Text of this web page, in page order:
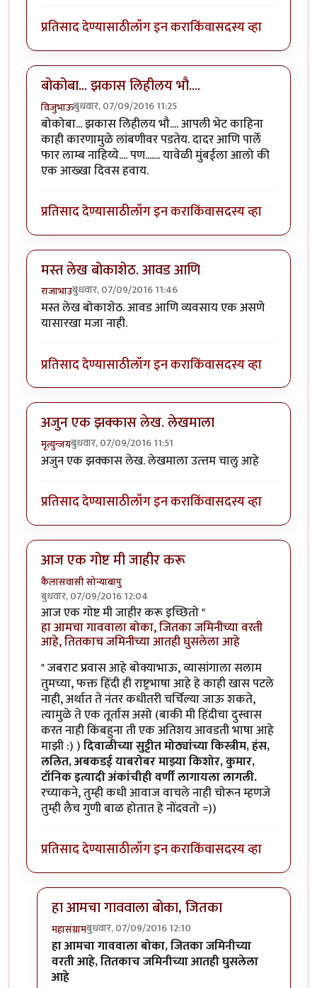
प्रतिसाद देण्यासाठीलॉग इन कराकिंवासदस्य व्हा
बोकोबा... झकास लिहीलय भौ....
विजुभाऊबुधवार, 07/09/2016 11:25
बोकोबा... झकास लिहीलय भौ.... आपली भेट काहिना
काही कारणामुळे लांबणीवर पडतेय. दादर आणि पार्ले
फार लाम्ब नाहिय्ये.... पण....... यावेळी मुंबईला आलो की
एक आख्खा दिवस हवाय.
प्रतिसाद देण्यासाठीलॉग इन कराकिंवासदस्य व्हा
मस्त लेख बोकाशेठ. आवड आणि
राजाभाउबुधवार, 07/09/2016 11:46
मस्त लेख बोकाशेठ. आवड आणि व्यवसाय एक असणे
यासारखा मजा नाही.
प्रतिसाद देण्यासाठीलॉग इन कराकिंवासदस्य व्हा
अजुन एक झक्कास लेख. लेखमाला
मृत्युन्जयबुधवार, 07/09/2016 11:51
अजुन एक झक्कास लेख. लेखमाला उत्त्तम चालु आहे
प्रतिसाद देण्यासाठीलॉग इन कराकिंवासदस्य व्हा
आज एक गोष्ट मी जाहीर करू
कैलासवासी सोन्याबापु
बुधवार, 07/09/2016 12:04
आज एक गोष्ट मी जाहीर करू इच्छितो "
हा आमचा गाववाला बोका, जितका जमिनीच्या वरती
आहे, तितकाच जमिनीच्या आतही घुसलेला आहे
" जबराट प्रवास आहे बोक्याभाऊ, व्यासांगाला सलाम
तुमच्या, फक्त हिंदी ही राष्ट्रभाषा आहे हे काही खास पटले
नाही, अर्थात ते नंतर कधीतरी चर्चिल्या जाऊ शकते,
त्यामुळे ते एक तूर्तास असो (बाकी मी हिंदीचा दुस्वास
करत नाही किंबहुना ती एक अतिशय आवडती भाषा आहे
माझी :) )दिवाळीच्या सुट्टीत मोठ्यांच्या किस्त्रीम, हंस,
ललित, अबकडई याबरोबर माझ्या किशोर, कुमार,
टॉनिक इत्यादी अंकांचीही वर्णी लागायला लागली.
रच्याकने, तुम्ही कधी आवाज वाचले नाही चोरून म्हणजे
तुम्ही लैच गुणी बाळ होतात हे नोंदवतो =))
प्रतिसाद देण्यासाठीलॉग इन कराकिंवासदस्य व्हा
हा आमचा गाववाला बोका, जितका
महासंग्रामबुधवार, 07/09/2016 12:10
In reply toआज एक गोष्ट मी जाहीर करूbyकैलासवासी
हा आमचा गाववाला बोका, जितका जमिनीच्या
वरती आहे, तितकाच जमिनीच्या आतही घुसलेला
आहे